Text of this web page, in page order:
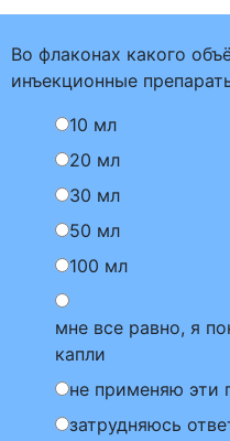
Во флаконах какого
инъекционные
10 мл
20 мл
30 мл
50 мл
100 мл
мне все равно, я
капли
не применяю эти
затрудняюсь